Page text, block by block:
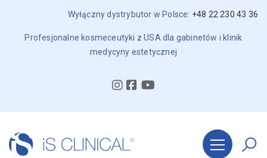
Wyłączny dystrybutor w Polsce: +48 22 230 43 36
Profesjonalne kosmeceutyki z USA dla gabinetów i klinik
medycyny estetycznej